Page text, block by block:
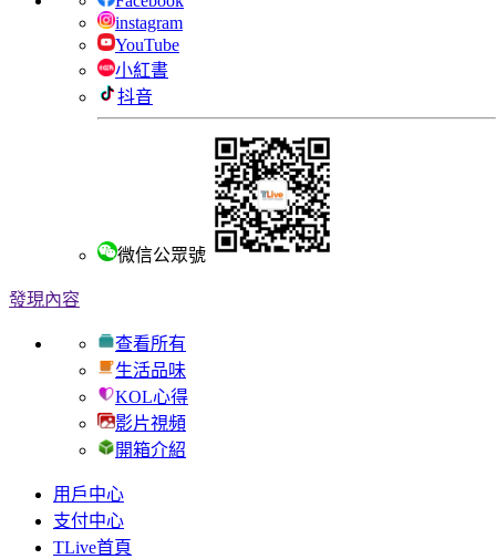
instagram
YouTube
小紅書
抖音
微信公眾號
發現內容
查看所有
生活品味
KOL心得
影片視頻
開箱介紹
用戶中心
支付中心
TLive首頁